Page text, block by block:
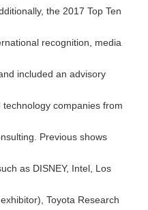
the 2017 Top Ten
recognition, media
included an advisory
companies from
Previous shows
as DISNEY, Intel, Los
Toyota Research